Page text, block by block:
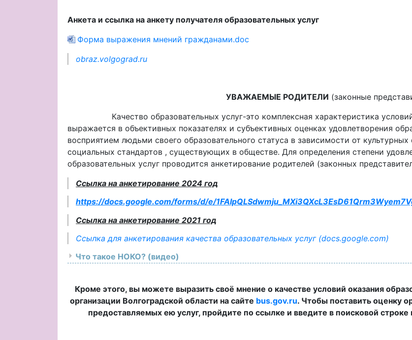
Анкета и ссылка на анкету получателя образовательных услуг
Форма выражения мнений гражданами.doc
obraz.volgograd.ru
УВАЖАЕМЫЕ РОДИТЕЛИ (законные
Качество образовательных услуг-это комплексная характеристика условий
выражается в объективных показателях и субъективных оценках удовлетворения
восприятием людьми своего образовательного статуса в зависимости от
социальных стандартов , существующих в обществе. Для определения степени
образовательных услуг проводится анкетирование родителей (законных
Ссылка на анкетирование 2024 год
https://docs.google.com/forms/d/e/
Ссылка на анкетирование 2021 год
Ссылка для анкетирования качества образовательных услуг (docs.google.com)
Что такое НОКО? (видео)
Кроме этого, вы можете выразить своё мнение о качестве условий оказания
организации Волгоградской области на сайте bus.gov.ru. Чтобы поставить оценку
предоставляемых ею услуг, пройдите по ссылке и введите в поисковой строке